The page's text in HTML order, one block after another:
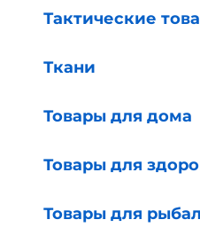
Тактические
Ткани
Товары для дома
Товары для
Товары для